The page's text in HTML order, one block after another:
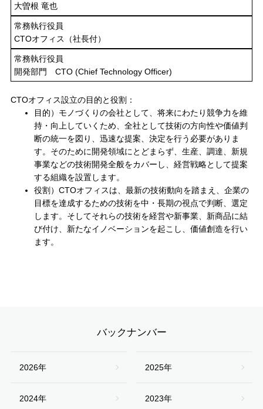
大曽根 竜也
常務執行役員
CTOオフィス（社長付）
常務執行役員
開発部門 CTO (Chief Technology Officer)
CTOオフィス設立の目的と役割：
目的）モノづくりの会社として、将来にわたり競争力を維
持・向上していくため、全社として技術の方向性や価値判
断の統一を図り、迅速な提案、決定を行う必要がありま
す。そのために開発領域にとどまらず、生産、調達、新規
事業などの技術開発全般をカバーし、経営戦略として提案
する組織を設置します。
役割）CTOオフィスは、最新の技術動向を踏まえ、企業の
目標を達成するための技術を中・長期の視点で判断、選定
します。そしてそれらの技術を経営や新事業、新商品に結
び付け、新たなイノベーションを起こし、価値創造を行い
ます。
バックナンバー
2026年 2025年
2024年 2023年